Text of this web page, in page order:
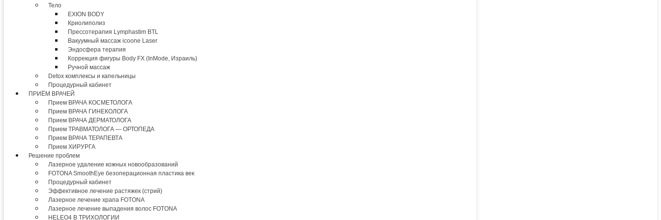
Тело
EXION BODY
Криолиполиз
Прессотерапия Lymphastim BTL
Вакуумный массаж icoone Laser
Эндосфера терапия
Коррекция фигуры Body FX (InMode, Израиль)
Ручной массаж
Detox комплексы и капельницы
Процедурный кабинет
ПРИЁМ ВРАЧЕЙ
Прием ВРАЧА КОСМЕТОЛОГА
Прием ВРАЧА ГИНЕКОЛОГА
Прием ВРАЧА ДЕРМАТОЛОГА
Прием ТРАВМАТОЛОГА — ОРТОПЕДА
Прием ВРАЧА ТЕРАПЕВТА
Прием ХИРУРГА
Решение проблем
Лазерное удаление кожных новообразований
FOTONA SmoothEye безоперационная пластика век
Процедурный кабинет
Эффективное лечение растяжек (стрий)
Лазерное лечение храпа FOTONA
Лазерное лечение выпадения волос FOTONA
HELEO4 В ТРИХОЛОГИИ